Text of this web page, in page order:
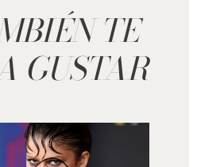
TE
GUSTAR